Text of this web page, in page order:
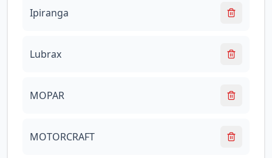
Ipiranga
Lubrax
MOPAR
MOTORCRAFT